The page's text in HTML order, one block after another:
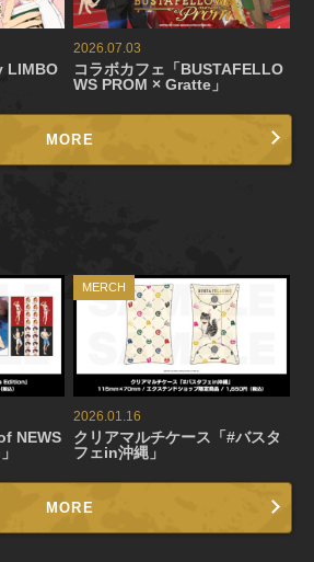
LIMBO
2026.07.03
コラボカフェ「BUSTAFELLO
WS PROM × Gratte」
MORE
NEWS
MERCH
2026.01.16
クリアマルチケース「#バスタ
フェin沖縄」
MORE